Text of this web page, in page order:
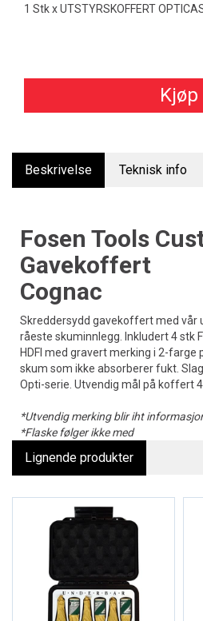
1 Stk x UTSTYRSKOFFERT
Kjøp
Beskrivelse Teknisk info
Fosen Tools
Gavekoffert
Cognac
Skreddersydd gavekoffert med vår
råeste skuminnlegg. Inkludert 4 stk
HDFI med gravert merking i 2-farge
skum som ikke absorberer fukt.
Opti-serie. Utvendig mål på koffert
*Utvendig merking blir iht
*Flaske følger ikke med
Lignende produkter